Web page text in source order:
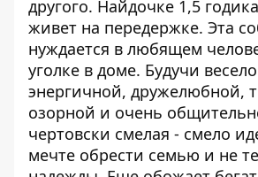
другого. Найдочке 1,5
живет на передержке. Эта
нуждается в любящем
уголке в доме. Будучи
энергичной, дружелюбной,
озорной и очень
чертовски смелая - смело
мечте обрести семью и не